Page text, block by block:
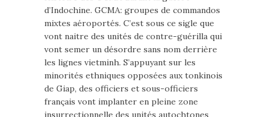
d’Indochine. GCMA: groupes de commandos
mixtes aéroportés. C’est sous ce sigle que
vont naitre des unités de contre-guérilla qui
vont semer un désordre sans nom derrière
les lignes vietminh. S’appuyant sur les
minorités ethniques opposées aux tonkinois
de Giap, des officiers et sous-officiers
français vont implanter en pleine zone
insurrectionnelle des unités autochtones